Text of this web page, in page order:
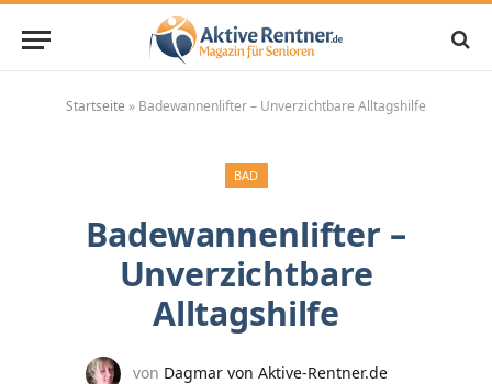
Startseite » Badewannenlifter – Unverzichtbare Alltagshilfe
BAD
Badewannenlifter –
Unverzichtbare
Alltagshilfe
von Dagmar von Aktive-Rentner.de